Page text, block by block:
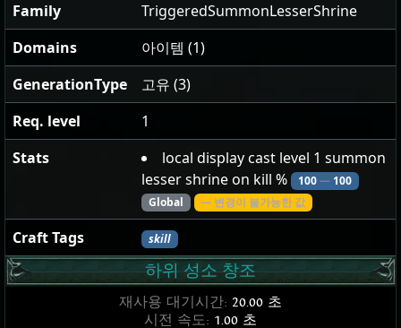
Family
TriggeredSummonLesserShrine
Domains
아이템 (1)
GenerationType
고유 (3)
Req. level
1
Stats
local display cast level 1 summon
lesser shrine on kill %
100—100
Global
— 변경이 불가능한 값
Craft Tags skill
하위 성소 창조
재사용 대기시간: 20.00 초
시전 속도: 1.00 초